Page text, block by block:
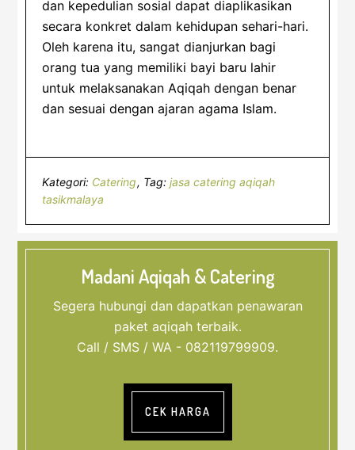
dan kepedulian sosial dapat diaplikasikan
secara konkret dalam kehidupan sehari-hari.
Oleh karena itu, sangat dianjurkan bagi
orang tua yang memiliki bayi baru lahir
untuk melaksanakan Aqiqah dengan benar
dan sesuai dengan ajaran agama Islam.
Kategori: Catering Tag:jasa catering aqiqah
tasikmalaya
Madani Aqiqah & Catering
Segera hubungi dan dapatkan penawaran
paket aqiqah terbaik.
Call / SMS / WA - 082119799909.
CEK HARGA